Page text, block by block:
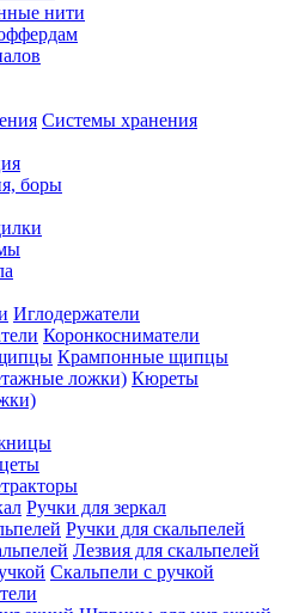
нити
Системы хранения
боры
Иглодержатели
Коронкосниматели
Крампонные щипцы
Кюреты
Ручки для зеркал
Ручки для скальпелей
Лезвия для скальпелей
Скальпели с ручкой